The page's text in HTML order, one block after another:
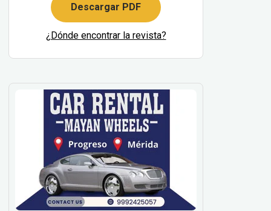
Descargar PDF
¿Dónde encontrar la revista?